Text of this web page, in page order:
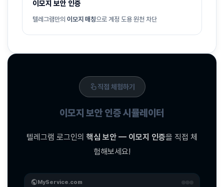
이모지 보안 인증
텔레그램만의 이모지 매칭으로 계정 도용 원천 차단
touch_app직접 체험하기
이모지 보안 인증 시뮬레이터
텔레그램 로그인의 핵심 보안 — 이모지 인증을 직접 체
험해보세요!
publicMyService.com